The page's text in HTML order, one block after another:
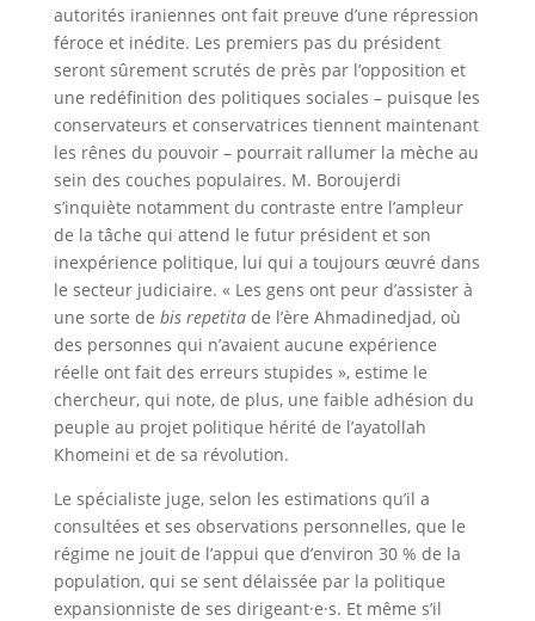
autorités iraniennes ont fait preuve d’une répression
féroce et inédite. Les premiers pas du président
seront sûrement scrutés de près par l’opposition et
une redéfinition des politiques sociales – puisque les
conservateurs et conservatrices tiennent maintenant
les rênes du pouvoir – pourrait rallumer la mèche au
sein des couches populaires. M. Boroujerdi
s’inquiète notamment du contraste entre l’ampleur
de la tâche qui attend le futur président et son
inexpérience politique, lui qui a toujours œuvré dans
le secteur judiciaire. « Les gens ont peur d’assister à
une sorte de bis repetitade l’ère Ahmadinedjad, où
des personnes qui n’avaient aucune expérience
réelle ont fait des erreurs stupides », estime le
chercheur, qui note, de plus, une faible adhésion du
peuple au projet politique hérité de l’ayatollah
Khomeini et de sa révolution.
Le spécialiste juge, selon les estimations qu’il a
consultées et ses observations personnelles, que le
régime ne jouit de l’appui que d’environ 30 % de la
population, qui se sent délaissée par la politique
expansionniste de ses dirigeant·e·s. Et même s’il